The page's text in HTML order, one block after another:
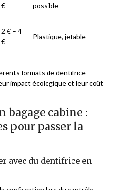
€
possible
2 € – 4
€
Plastique, jetable
formats de dentifrice
impact écologique et leur coût
bagage cabine :
pour passer la
avec du dentifrice en